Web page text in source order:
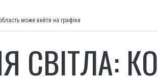
може вийти на графіки
СВІТЛА: